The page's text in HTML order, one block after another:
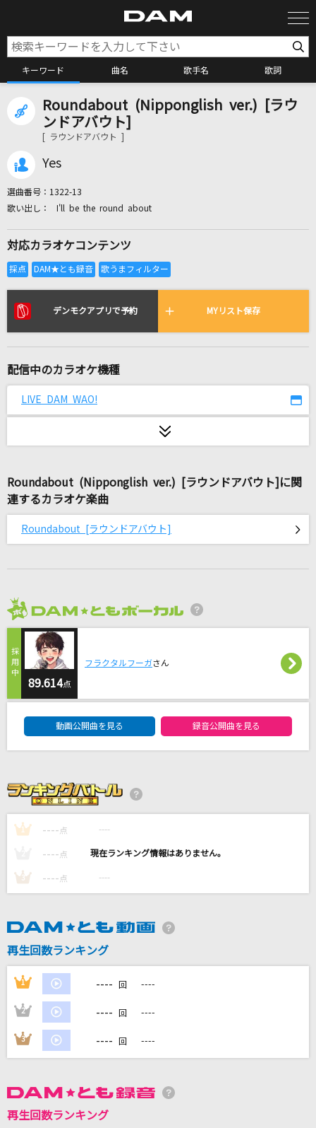
キーワード 曲名 歌手名 歌詞
カラオケ検索
カラオケリクエスト
リアルタイムで歌われている曲の一覧
シンクロニシティ
メクルメ
初星学園
TM NETWORK(TMN)
ダーリン
須田景凪
I LOVE YOU
米津玄師
[生音]歌うたいのバラッド
斉藤和義
月光潤色ガール
れるりり feat.初音ミク&GUMI
今日の日はさようなら
JUST FOR FUN
TENSONG
もっと見る
DAMに会員登録・ログインして
家族や友達と一緒に！練習にも！
Roundabout (Nipponglish ver.) [ラウ
ンドアバウト]
[ ラウンドアバウト ]
Yes
選曲番号： 1322-13
I'll be the round about
対応カラオケコンテンツ
デンモクアプリで予約 MYリスト保存
配信中のカラオケ機種
LIVE DAM WAO!
Roundabout (Nipponglish ver.) [ラウンドアバウト]に関
連するカラオケ楽曲
Roundabout [ラウンドアバウト]
89.614点
フラクタルフーガさん
動画公開曲を見る 録音公開曲を見る
1 ---- 点 ----
---- 点 ----
3 ---- 点 ----
再生回数ランキング
1 ---- 回 ----
2 ---- 回 ----
3 ---- 回 ----
再生回数ランキング